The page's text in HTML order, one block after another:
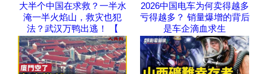
大半个中国在求救？一半水
淹一半火焰山，救灾也犯
法？武汉万鸭出逃！ 【
2026中国电车为何卖得越多
亏得越多？ 销量爆增的背后
是车企滴血求生